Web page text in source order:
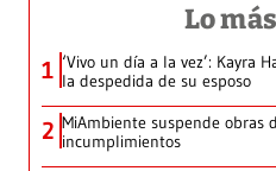
Lo
1 ‘Vivo un día a la vez’: Kayra
la despedida de su esposo
2 MiAmbiente suspende obras
incumplimientos